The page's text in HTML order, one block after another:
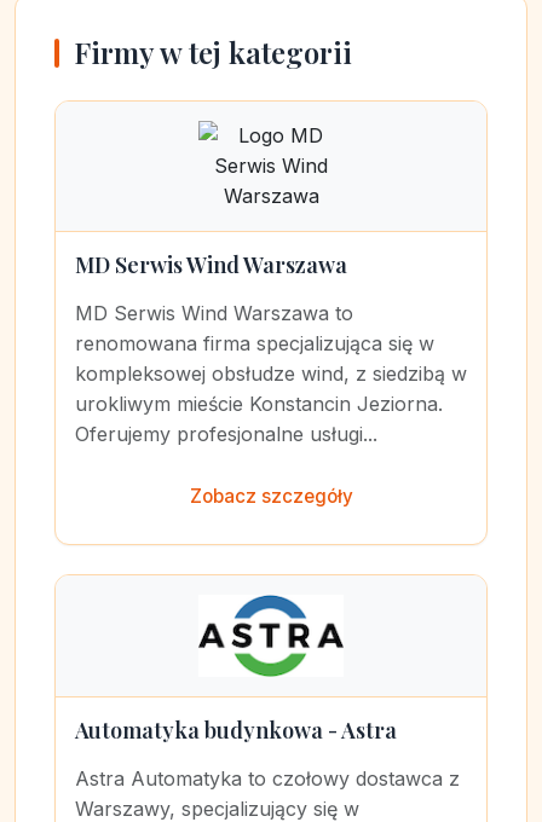
Firmy w tej kategorii
MD Serwis Wind Warszawa
MD Serwis Wind Warszawa to
renomowana firma specjalizująca się w
kompleksowej obsłudze wind, z siedzibą w
urokliwym mieście Konstancin Jeziorna.
Oferujemy profesjonalne usługi...
Zobacz szczegóły
Automatyka budynkowa - Astra
Astra Automatyka to czołowy dostawca z
Warszawy, specjalizujący się w